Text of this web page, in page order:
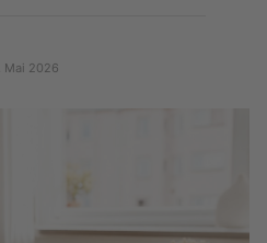
Mai 2026